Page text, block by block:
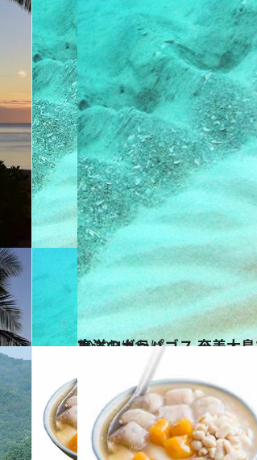
2020.4.11
東洋のガラパゴス 奄美大
旅＆お出かけ